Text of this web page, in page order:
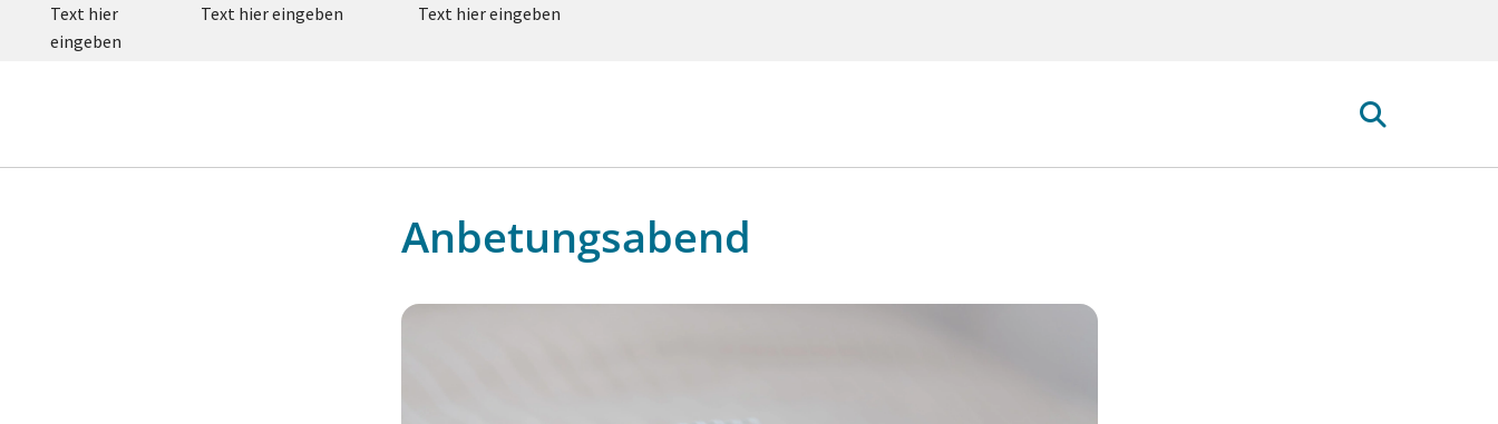
Text hier
eingeben
Text hier eingeben Text hier eingeben
Anbetungsabend